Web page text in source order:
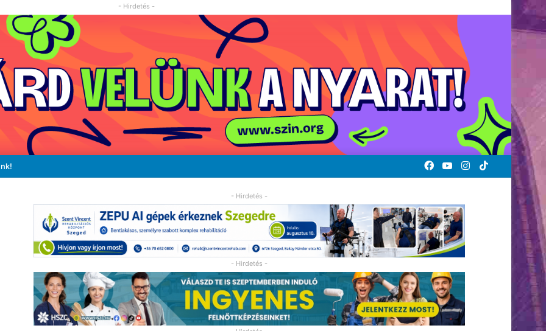
- Hirdetés -
TikTok
Instagram
YouTube
Facebook
- Hirdetés -
- Hirdetés -